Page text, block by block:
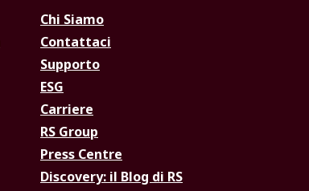
Chi Siamo
Contattaci
Supporto
ESG
Carriere
RS Group
Press Centre
Discovery: il Blog di RS